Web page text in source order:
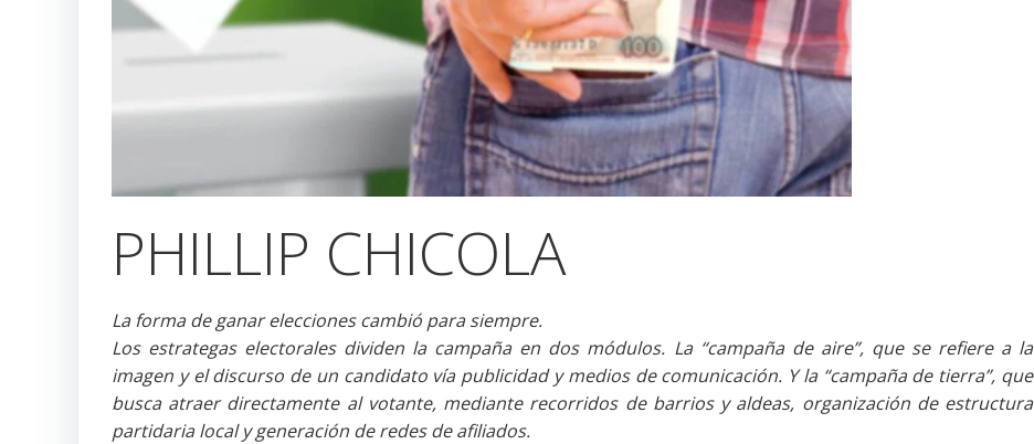
PHILLIP CHICOLA
La forma de ganar elecciones cambió para siempre.
Los estrategas electorales dividen la campaña en dos módulos. La “campaña de aire”, que se refiere a la
imagen y el discurso de un candidato vía publicidad y medios de comunicación. Y la “campaña de tierra”, que
busca atraer directamente al votante, mediante recorridos de barrios y aldeas, organización de estructura
partidaria local y generación de redes de afiliados.